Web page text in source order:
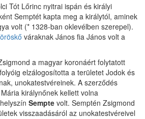
Tót Lőrinc nyitrai ispán és királyi
Semptét kapta meg a királytól, aminek
volt (* 1328-ban oklevélben szerepel).
váraknak János fia János volt a
a magyar koronáért folytatott
elzálogosította a területet Jodok és
unokatestvéreinek. A szerződés
királynőnek kellett volna
Sempte volt. Semptén Zsigmond
visszaadásáról az unokatestvéreivel